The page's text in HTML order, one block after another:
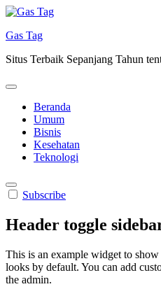
Skip
content
Gas Tag
Situs Terbaik Sepanjang Tahun
Beranda
Umum
Bisnis
Kesehatan
Teknologi
Subscribe
Header toggle
This is an example widget to
looks by default. You can add
the admin.